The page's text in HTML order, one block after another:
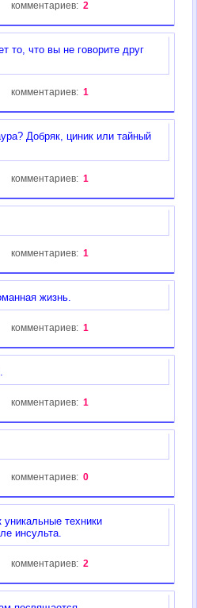
комментариев: 2
то, что вы не говорите друг
комментариев: 1
Добряк, циник или тайный
комментариев: 1
комментариев: 1
жизнь.
комментариев: 1
комментариев: 1
комментариев: 0
техники
инсульта.
комментариев: 2